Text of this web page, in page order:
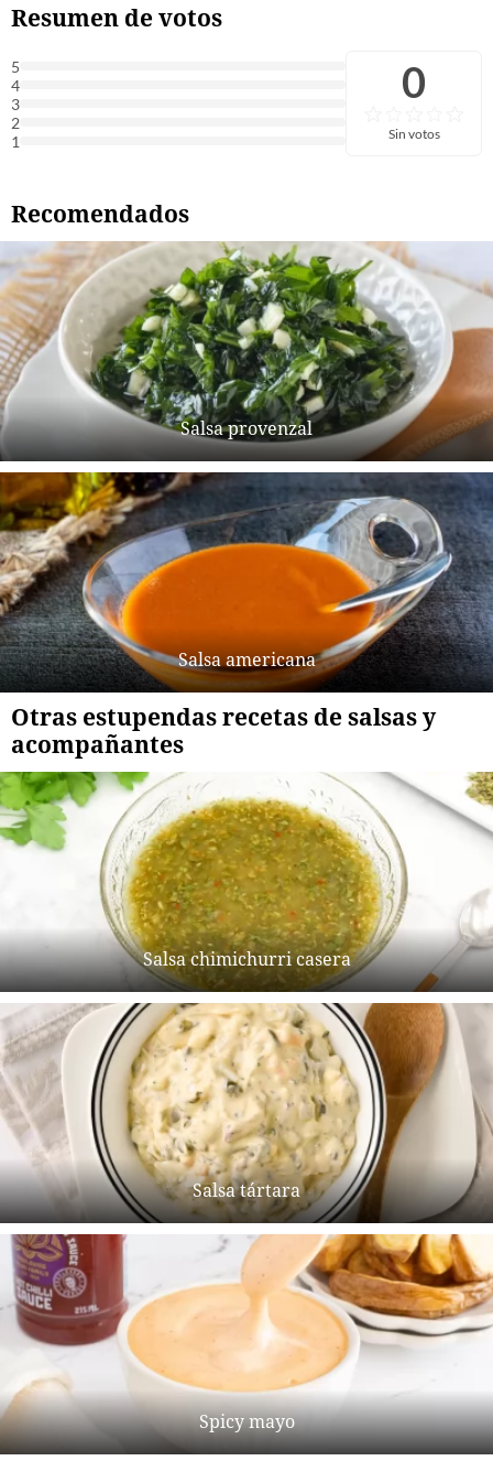
Resumen de votos
5
4
3
2
1
0
Sin votos
Recomendados
Salsa provenzal
Salsa americana
Otras estupendas recetas de salsas y
acompañantes
Salsa chimichurri casera
Salsa tártara
Spicy mayo